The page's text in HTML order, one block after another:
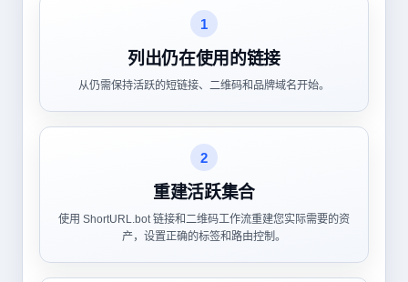
1
列出仍在使用的链接
从仍需保持活跃的短链接、二维码和品牌域名开始。
2
重建活跃集合
使用 ShortURL.bot 链接和二维码工作流重建您实际需要的资
产，设置正确的标签和路由控制。